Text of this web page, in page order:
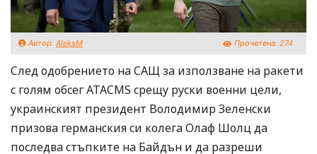
Автор: AleksM Прочетена: 274
След одобрението на САЩ за използване на ракети
с голям обсег ATACMS срещу руски военни цели,
украинският президент Володимир Зеленски
призова германския си колега Олаф Шолц да
последва стъпките на Байдън и да разреши